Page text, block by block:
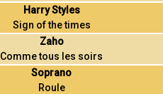
Harry Styles
Sign of the times
Zaho
Comme tous les soirs
Soprano
Roule